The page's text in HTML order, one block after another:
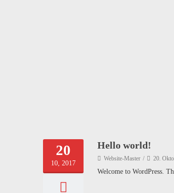
20
10, 2017
Hello world!
Website-Master 20.
Welcome to WordPress.